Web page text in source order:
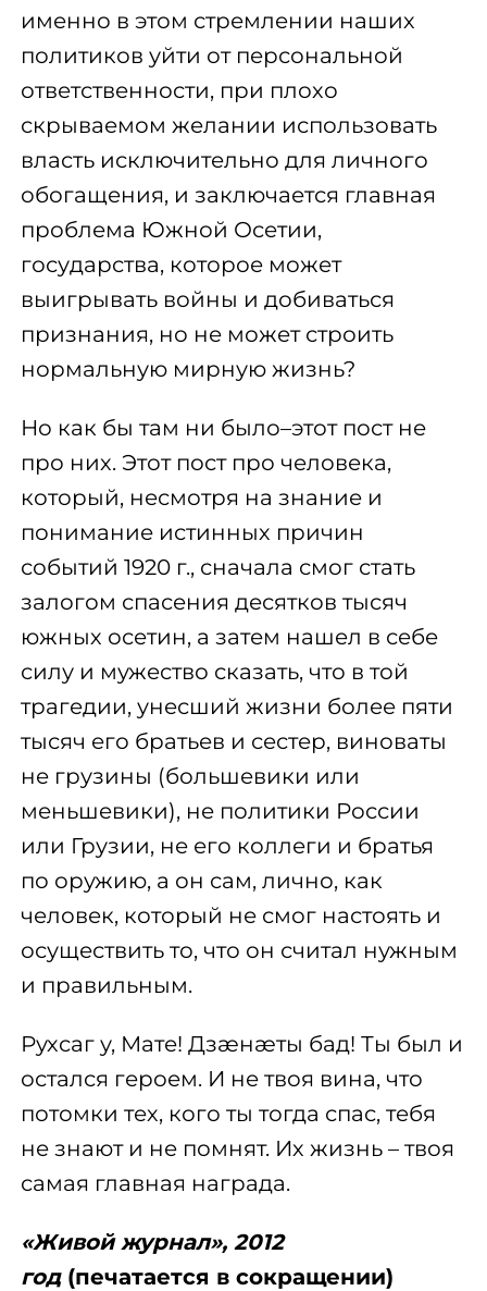
именно в этом стремлении наших
политиков уйти от персональной
ответственности, при плохо
скрываемом желании использовать
власть исключительно для личного
обогащения, и заключается главная
проблема Южной Осетии,
государства, которое может
выигрывать войны и добиваться
признания, но не может строить
нормальную мирную жизнь?
Но как бы там ни было–этот пост не
про них. Этот пост про человека,
который, несмотря на знание и
понимание истинных причин
событий 1920 г., сначала смог стать
залогом спасения десятков тысяч
южных осетин, а затем нашел в себе
силу и мужество сказать, что в той
трагедии, унесший жизни более пяти
тысяч его братьев и сестер, виноваты
не грузины (большевики или
меньшевики), не политики России
или Грузии, не его коллеги и братья
по оружию, а он сам, лично, как
человек, который не смог настоять и
осуществить то, что он считал нужным
и правильным.
Рухсаг у, Мате! Дзæнæты бад! Ты был и
остался героем. И не твоя вина, что
потомки тех, кого ты тогда спас, тебя
не знают и не помнят. Их жизнь – твоя
самая главная награда.
«Живой журнал», 2012
год (печатается в сокращении)